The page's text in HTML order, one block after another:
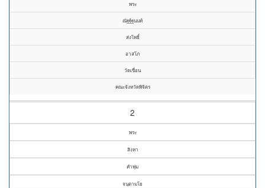
พระ
ณัฐฐ์ฐนนท์
ส่งโพธิ์
อาสโภ
วัดเขื่อน
คณะจังหวัดพิจิตร
2
พระ
สิงหา
คำพุ่ม
จนฺตามโย